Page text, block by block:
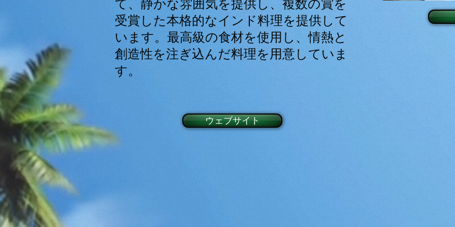
て、静かな雰囲気を提供し、複数の賞を
受賞した本格的なインド料理を提供して
います。最高級の食材を使用し、情熱と
創造性を注ぎ込んだ料理を用意していま
す。
ウェブサイト